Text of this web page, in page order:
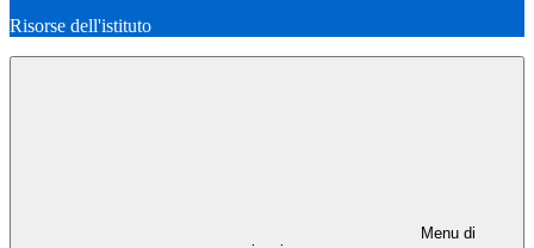
Risorse dell'istituto
Menu di